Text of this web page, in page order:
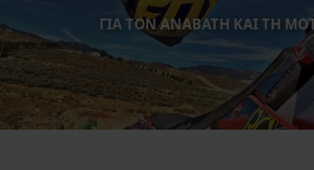
ΓΙΑ ΤΟΝ ΑΝΑΒΑΤΗ ΚΑΙ ΤΗ